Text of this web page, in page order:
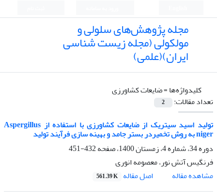
مجله پژوهش‌های سلولی و
مولکولی (مجله زیست شناسی
ایران)(علمی)
کلیدواژه‌ها =ضایعات کشاورزی
تعداد مقالات:
2
تولید اسید سیتریک از ضایعات کشاورزی با استفاده از Aspergillus
niger به روش تخمیردر بستر جامد و بهینه سازی فرآیند تولید
دوره 34، شماره 4، زمستان 1400، صفحه
432-451
فرنگیس آتش نور، معصومه انوری
مشاهده مقاله
اصل مقاله 561.39 K